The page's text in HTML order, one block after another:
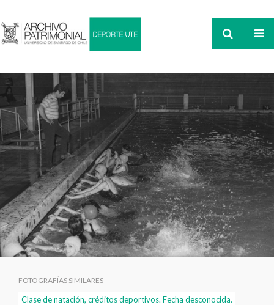
FOTOGRAFÍAS SIMILARES
Clase de natación, créditos deportivos. Fecha desconocida.